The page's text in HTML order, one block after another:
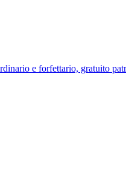
e forfettario, gratuito